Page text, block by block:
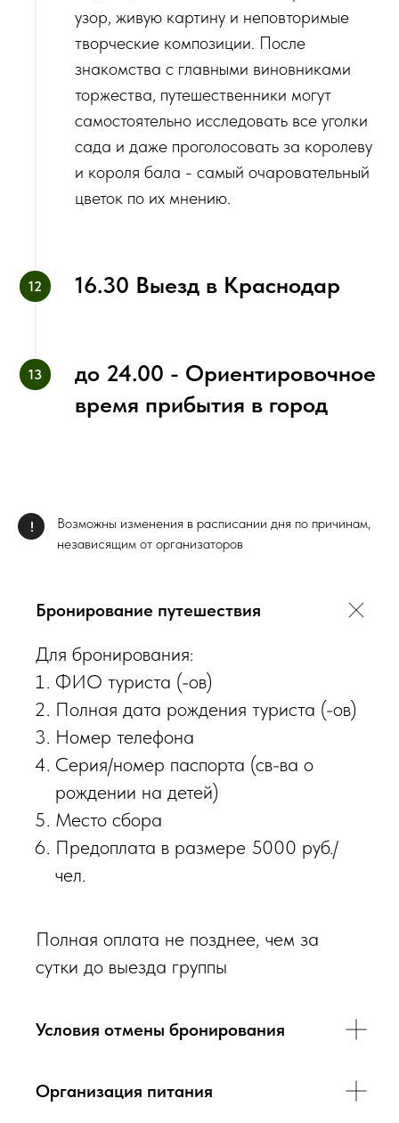
узор, живую картину и неповторимые
творческие композиции. После
знакомства с главными виновниками
торжества, путешественники могут
самостоятельно исследовать все уголки
сада и даже проголосовать за королеву
и короля бала - самый очаровательный
цветок по их мнению.
16.30 Выезд в Краснодар
до 24.00 - Ориентировочное
время прибытия в город
!
Возможны изменения в расписании дня по причинам,
независящим от организаторов
Бронирование путешествия
Для бронирования:
ФИО туриста (-ов)
Полная дата рождения туриста (-ов)
Номер телефона
Серия/номер паспорта (св-ва о
рождении на детей)
Место сбора
Предоплата в размере 5000 руб./
чел.
Полная оплата не позднее, чем за
сутки до выезда группы
Условия отмены бронирования
Организация питания